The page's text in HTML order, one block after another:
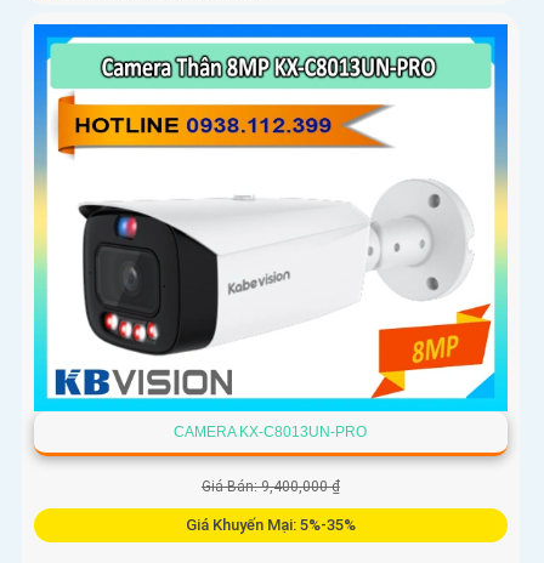
CAMERA KX-C8013UN-PRO
Giá Bán: 9,400,000 ₫
Giá Khuyến Mại: 5%-35%